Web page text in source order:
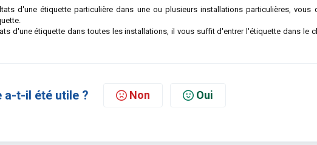
d'une étiquette particulière dans une ou plusieurs installations particulières, vous
d'une étiquette dans toutes les installations, il vous suffit d'entrer l'étiquette dans le
a-t-il été utile ? Non Oui